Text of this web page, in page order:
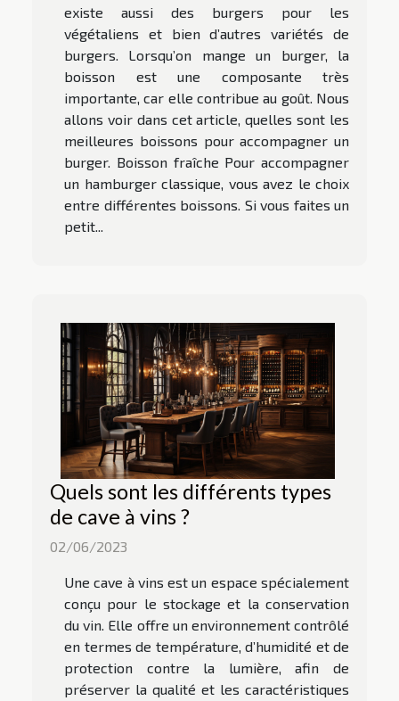
existe aussi des burgers pour les
végétaliens et bien d’autres variétés de
burgers. Lorsqu’on mange un burger, la
boisson est une composante très
importante, car elle contribue au goût. Nous
allons voir dans cet article, quelles sont les
meilleures boissons pour accompagner un
burger. Boisson fraîche Pour accompagner
un hamburger classique, vous avez le choix
entre différentes boissons. Si vous faites un
petit...
Quels sont les différents types
de cave à vins ?
02/06/2023
Une cave à vins est un espace spécialement
conçu pour le stockage et la conservation
du vin. Elle offre un environnement contrôlé
en termes de température, d’humidité et de
protection contre la lumière, afin de
préserver la qualité et les caractéristiques